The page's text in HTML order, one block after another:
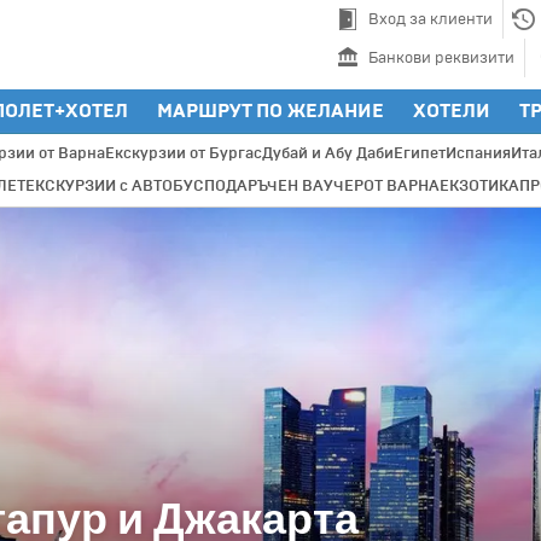
Вход за клиенти
Банкови реквизити
МАРШРУТ ПО ЖЕЛАНИЕ ХОТЕЛИ
от ВарнаЕкскурзии от БургасДубай и Абу ДабиЕгипетИспания
ЕКСКУРЗИИ с АВТОБУСПОДАРЪЧЕН ВАУЧЕРОТ ВАРНАЕКЗОТИКА
и Джакарта